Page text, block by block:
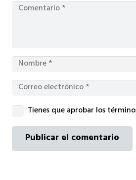
Tienes que aprobar los
Publicar el comentario